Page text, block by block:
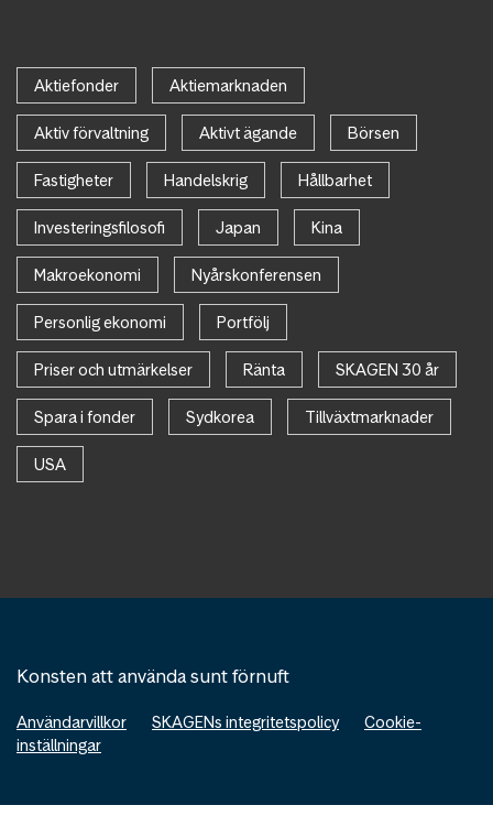
Aktiefonder Aktiemarknaden
Aktiv förvaltning Aktivt ägande Börsen
Fastigheter Handelskrig Hållbarhet
Investeringsfilosofi Japan Kina
Makroekonomi Nyårskonferensen
Personlig ekonomi Portfölj
Priser och utmärkelser Ränta SKAGEN 30 år
Spara i fonder Sydkorea Tillväxtmarknader
USA
Konsten att använda sunt förnuft
Användarvillkor SKAGENs integritetspolicy
Cookie-
inställningar